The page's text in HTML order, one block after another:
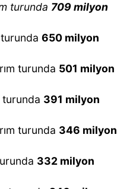
turunda 709 milyon
turunda 650 milyon
turunda 501 milyon
turunda 391 milyon
turunda 346 milyon
332 milyon